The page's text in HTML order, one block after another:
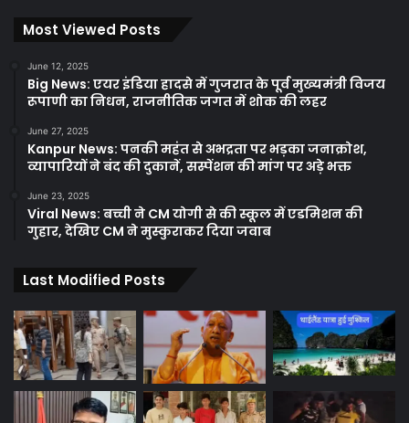
Most Viewed Posts
June 12, 2025
Big News: एयर इंडिया हादसे में गुजरात के पूर्व मुख्यमंत्री विजय
रूपाणी का निधन, राजनीतिक जगत में शोक की लहर
June 27, 2025
Kanpur News: पनकी महंत से अभद्रता पर भड़का जनाक्रोश,
व्यापारियों ने बंद की दुकानें, सस्पेंशन की मांग पर अड़े भक्त
June 23, 2025
Viral News: बच्ची ने CM योगी से की स्कूल में एडमिशन की
गुहार, देखिए CM ने मुस्कुराकर दिया जवाब
Last Modified Posts